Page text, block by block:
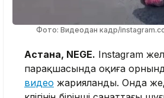
Фото: Видеодан кадр/
Астана, NEGE. Instagram
парақшасында оқиға
видео жарияланды. Онда